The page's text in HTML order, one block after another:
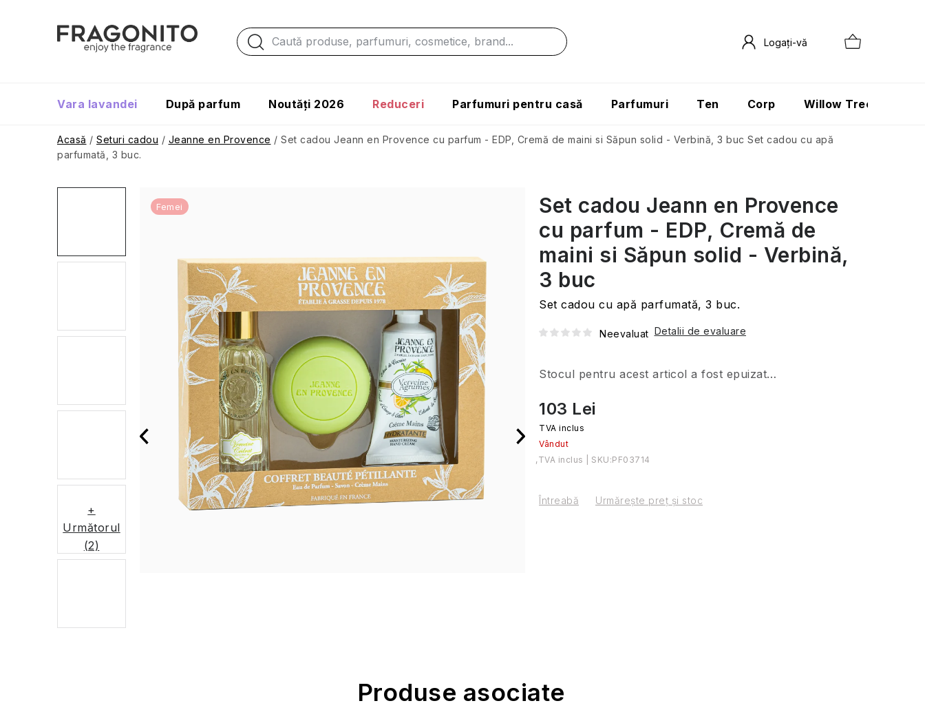
Vara lavandei După parfum Noutăți 2026 Reduceri Parfumuri pentru casă Parfumuri Ten Corp Willow Tree
Acasă / Seturi cadou / Jeanne en Provence / Set cadou Jeann en Provence cu parfum - EDP, Cremă de maini si Săpun solid - Verbină, 3 buc Set cadou cu apă
parfumată, 3 buc.
+
Următorul
(2)
Set cadou Jeann en Provence
cu parfum - EDP, Cremă de
maini si Săpun solid - Verbină,
3 buc
Set cadou cu apă parfumată, 3 buc.
Neevaluat Detalii de evaluare
Stocul pentru acest articol a fost epuizat…
103 Lei
Vândut
Evaluare preţ:SKU:PF03714
Întreabă Urmărește preț și stoc
Femei
Produse asociate